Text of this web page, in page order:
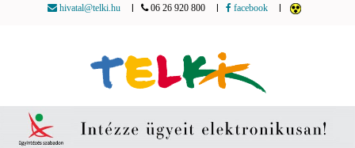
hivatal@telki.hu 06 26 920 800 facebook